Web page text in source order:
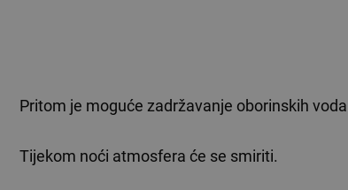
Pritom je moguće zadržavanje oborinskih
Tijekom noći atmosfera će se smiriti.